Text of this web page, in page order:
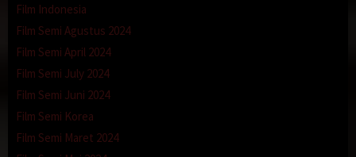
Sebenaranya dalam benakku bersorak ( mantap cuy, gue dapet
perawan ),
“ Makasih ya Bang, pelan-pelan Bang yah masukin titit abang ke
Vagina aku ”, pinta nya padaku.
“ Iya Anggun sayang”, jawabku singkat.
Sembari mengarahkan kepala Penisku yang bulat besar ke lubang
sedikit, walaupun agak susah karena vagina masih perawan dan
Film Indonesia
Film Semi Agustus 2024
Film Semi April 2024
Film Semi July 2024
Film Semi Juni 2024
Film Semi Korea
Film Semi Maret 2024